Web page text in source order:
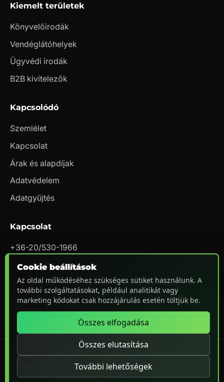
Kiemelt területek
Könyvelőirodák
Vendéglátóhelyek
Ügyvédi irodák
B2B kivitelezők
Kapcsolódó
Szemlélet
Kapcsolat
Árak és alapdíjak
Adatvédelem
Adatgyűjtés
Kapcsolat
+36-20/530-1966
hello@nii.hu
Helyszíni munkát Budapesten és Budapestről
tömegközlekedéssel jól elérhető településeken
© 2026 IT-s aki visszahív - Wiking Számítástechnika Kft.
Minden jog fenntartva.
Adatkezelési tájékoztató
Cookie beállítások
Az oldal működéséhez szükséges sütiket használunk. A
további szolgáltatásokat, például analitikát vagy
marketing kódokat csak hozzájárulás esetén töltjük be.
Összes elfogadása
Összes elutasítása
További lehetőségek